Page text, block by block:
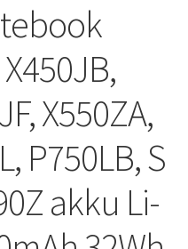
X550ZA,
P750LB, S
akku Li-